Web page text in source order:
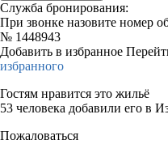
Служба бронирования:
При звонке назовите номер
№ 1448943
Добавить в избранное
избранного
Гостям нравится это жильё
53 человека добавили его в
Пожаловаться